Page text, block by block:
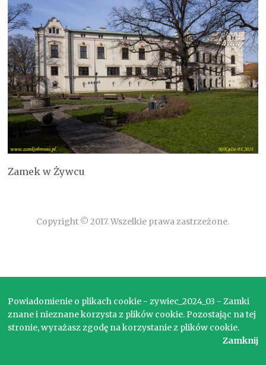
Zamek w Żywcu
Copyright © 2017. Wszelkie prawa zastrzeżone.
Powiadomienie o plikach cookie - zywiec_2024_03 - Zamki
znane i nieznane korzysta z plików cookie. Pozostając na tej
stronie, wyrażasz zgodę na korzystanie z plików cookie.
Zamknij